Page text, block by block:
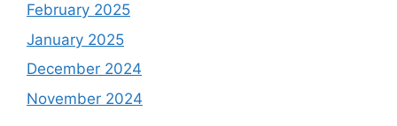
February 2025
January 2025
December 2024
November 2024